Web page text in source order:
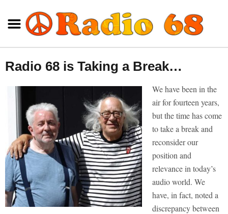
Radio 68 is Taking a Break…
We have been in the
air for fourteen years,
but the time has come
to take a break and
reconsider our
position and
relevance in today’s
audio world. We
have, in fact, noted a
discrepancy between